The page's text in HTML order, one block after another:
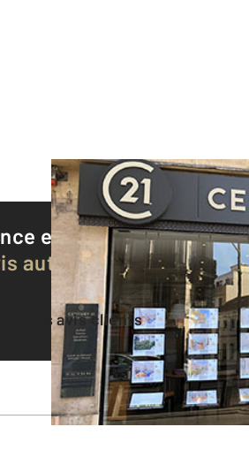
est notée9,5/10
authentifiés par
tous les avis clients